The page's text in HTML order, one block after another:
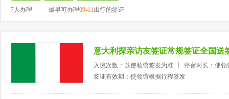
7人办理 最早可办理09-11出行的签证
意大利探亲访友签证常规签证全国送
入境次数：以使领馆签发为准
停留时长：使领
签证有效期：使领馆根据行程签发